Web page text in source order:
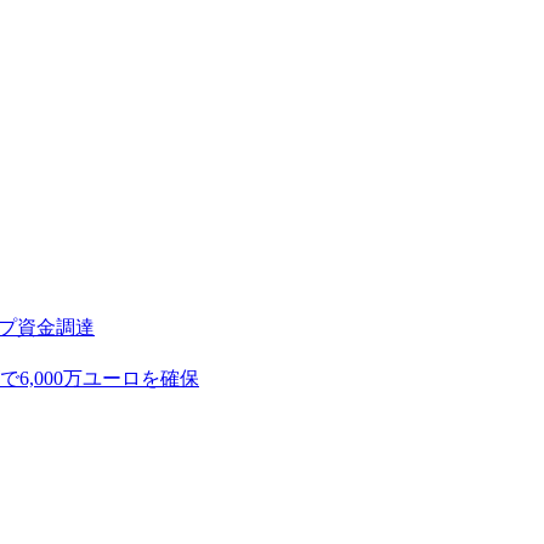
資金調達
6,000万ユーロを確保